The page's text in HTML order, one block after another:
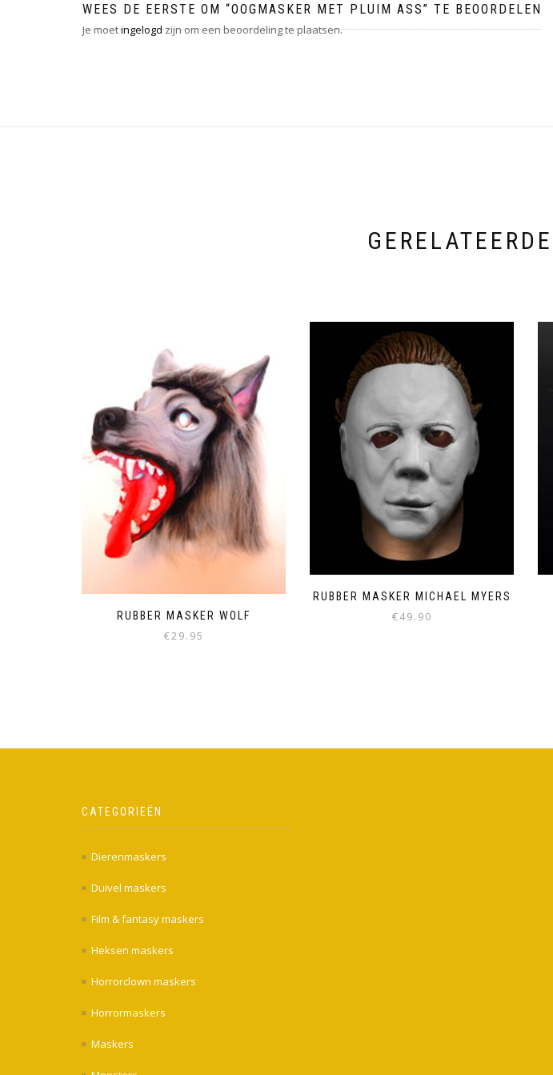
WEES DE EERSTE OM “OOGMASKER MET PLUIM ASS” TE BEOORDELEN
Je moetingelogdzijn om een beoordeling te plaatsen.
RUBBER MASKER WOLF
€29.95
RUBBER MASKER MICHAEL MYERS
€49.90
CATEGORIEËN
Dierenmaskers
Duivel maskers
Film & fantasy maskers
Heksen maskers
Horrorclown maskers
Horrormaskers
Maskers